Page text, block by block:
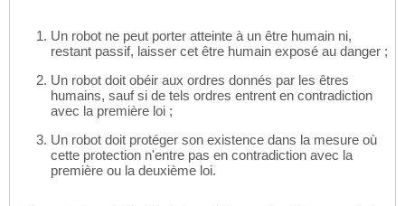
Un robot ne peut porter atteinte à un être humain ni,
restant passif, laisser cet être humain exposé au danger ;
Un robot doit obéir aux ordres donnés par les êtres
humains, sauf si de tels ordres entrent en contradiction
avec la première loi ;
Un robot doit protéger son existence dans la mesure où
cette protection n'entre pas en contradiction avec la
première ou la deuxième loi.